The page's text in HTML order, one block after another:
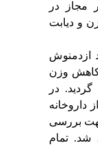
مجاز در
و دیابت
ازدمنوش
کاهش وزن
گردید. در
داروخانه
در تابستان 1403، جهت بررسی
شد. تمام